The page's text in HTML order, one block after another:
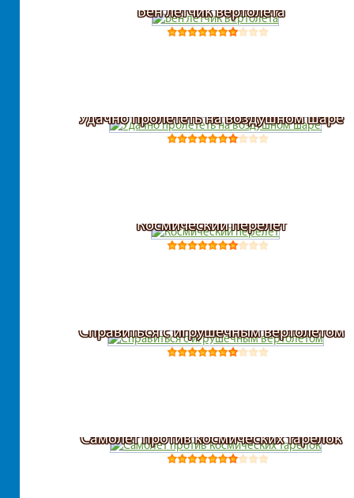
Бен летчик вертолета
Удачно пролететь на воздушном шаре
Космический перелет
Справиться с игрушечным вертолетом
Самолет против космических тарелок